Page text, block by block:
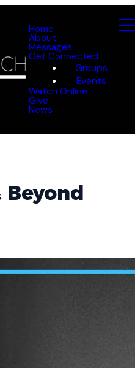
Home
About
Messages
Get Connected
Groups
Events
Watch Online
Give
News
Beyond